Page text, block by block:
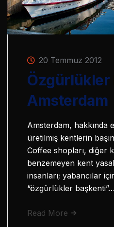
20 Temmuz 2012
Özgürlükler
Amsterdam
Amsterdam, hakkında
üretilmiş kentlerin
Coffee shopları, diğer
benzemeyen kent
insanları; yabancılar
“özgürlükler başkenti”…
Read More